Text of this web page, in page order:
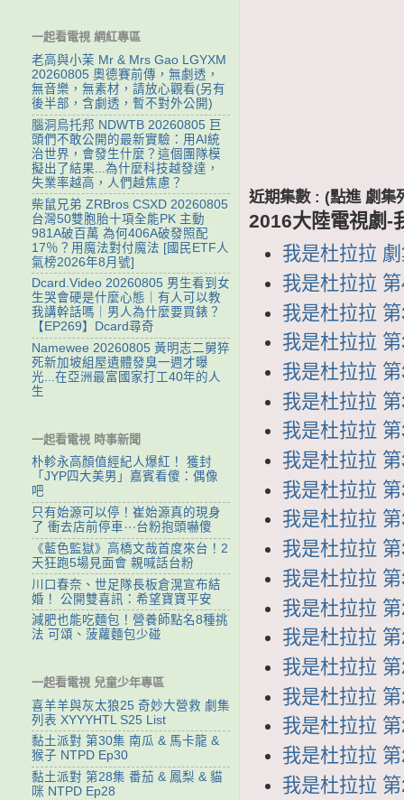
近期集數 : (點進 劇集
2016大陸電視劇-
我是杜拉拉
我是杜拉拉
我是杜拉拉
我是杜拉拉
我是杜拉拉
我是杜拉拉
我是杜拉拉
我是杜拉拉
我是杜拉拉
我是杜拉拉
我是杜拉拉
我是杜拉拉
我是杜拉拉
我是杜拉拉
我是杜拉拉
我是杜拉拉
我是杜拉拉
我是杜拉拉
我是杜拉拉
一起看電視 網紅專區
老高與小茉 Mr & Mrs Gao LGYXM
20260805 奧德賽前傳，無劇透，
無音樂，無素材，請放心觀看(另有
後半部，含劇透，暫不對外公開)
腦洞烏托邦 NDWTB 20260805 巨
頭們不敢公開的最新實驗：用AI統
治世界，會發生什麼？這個團隊模
擬出了結果...為什麼科技越發達，
失業率越高，人們越焦慮？
柴鼠兄弟 ZRBros CSXD 20260805
台灣50雙胞胎十項全能PK 主動
981A破百萬 為何406A破發照配
17％？用魔法對付魔法 [國民ETF人
氣榜2026年8月號]
Dcard.Video 20260805 男生看到女
生哭會硬是什麼心態｜有人可以教
我講幹話嗎｜男人為什麼要買錶？
【EP269】Dcard尋奇
Namewee 20260805 黃明志二舅猝
死新加坡組屋遺體發臭一週才曝
光...在亞洲最富國家打工40年的人
生
一起看電視 時事新聞
朴軫永高顏值經紀人爆紅！ 獲封
「JYP四大美男」嘉賓看傻：偶像
吧
只有始源可以停！崔始源真的現身
了 衝去店前停車⋯台粉抱頭嚇傻
《藍色監獄》高橋文哉首度來台！2
天狂跑5場見面會 親喊話台粉
川口春奈、世足隊長板倉滉宣布結
婚！ 公開雙喜訊：希望寶寶平安
減肥也能吃麵包！營養師點名8種挑
法 可頌、菠蘿麵包少碰
一起看電視 兒童少年專區
喜羊羊與灰太狼25 奇妙大營救 劇集
列表 XYYYHTL S25 List
黏土派對 第30集 南瓜 & 馬卡龍 &
猴子 NTPD Ep30
黏土派對 第28集 番茄 & 鳳梨 & 貓
咪 NTPD Ep28